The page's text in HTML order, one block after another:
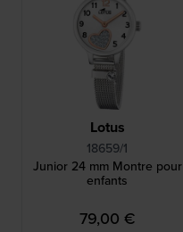
Lotus
18659/1
Junior 24 mm Montre pour
enfants
79,00 €